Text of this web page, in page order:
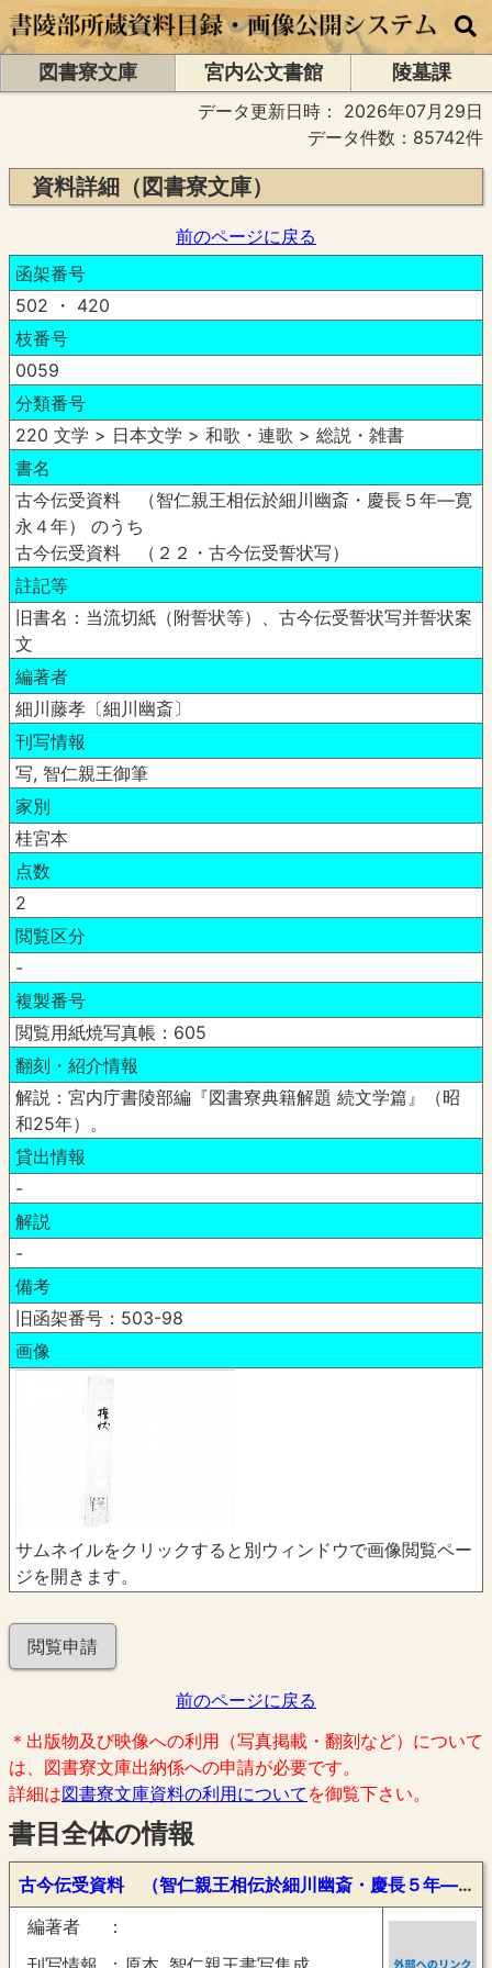
図書寮文庫 宮内公文書館
陵墓課
データ更新日時： 2026年07月29日
データ件数：85742件
資料詳細（図書寮文庫）
前のページに戻る
函架番号
502 ・ 420
枝番号
0059
分類番号
220 文学 > 日本文学 > 和歌・連歌 > 総説・雑書
書名
古今伝受資料 （智仁親王相伝於細川幽斎・慶長５年―寛
永４年） のうち
古今伝受資料 （２２・古今伝受誓状写）
註記等
旧書名：当流切紙（附誓状等）、古今伝受誓状写并誓状案
文
編著者
細川藤孝〔細川幽斎〕
刊写情報
写, 智仁親王御筆
家別
桂宮本
点数
2
閲覧区分
-
複製番号
閲覧用紙焼写真帳：605
翻刻・紹介情報
解説：宮内庁書陵部編『図書寮典籍解題 続文学篇』（昭
和25年）。
貸出情報
-
解説
-
備考
旧函架番号：503-98
画像
サムネイルをクリックすると別ウィンドウで画像閲覧ペー
ジを開きます。
閲覧申請
前のページに戻る
＊出版物及び映像への利用（写真掲載・翻刻など）について
は、図書寮文庫出納係への申請が必要です。
詳細は図書寮文庫資料の利用について を御覧下さい。
書目全体の情報
古今伝受資料 （智仁親王相伝於細川幽斎・慶長５年―寛永４年）
編著者